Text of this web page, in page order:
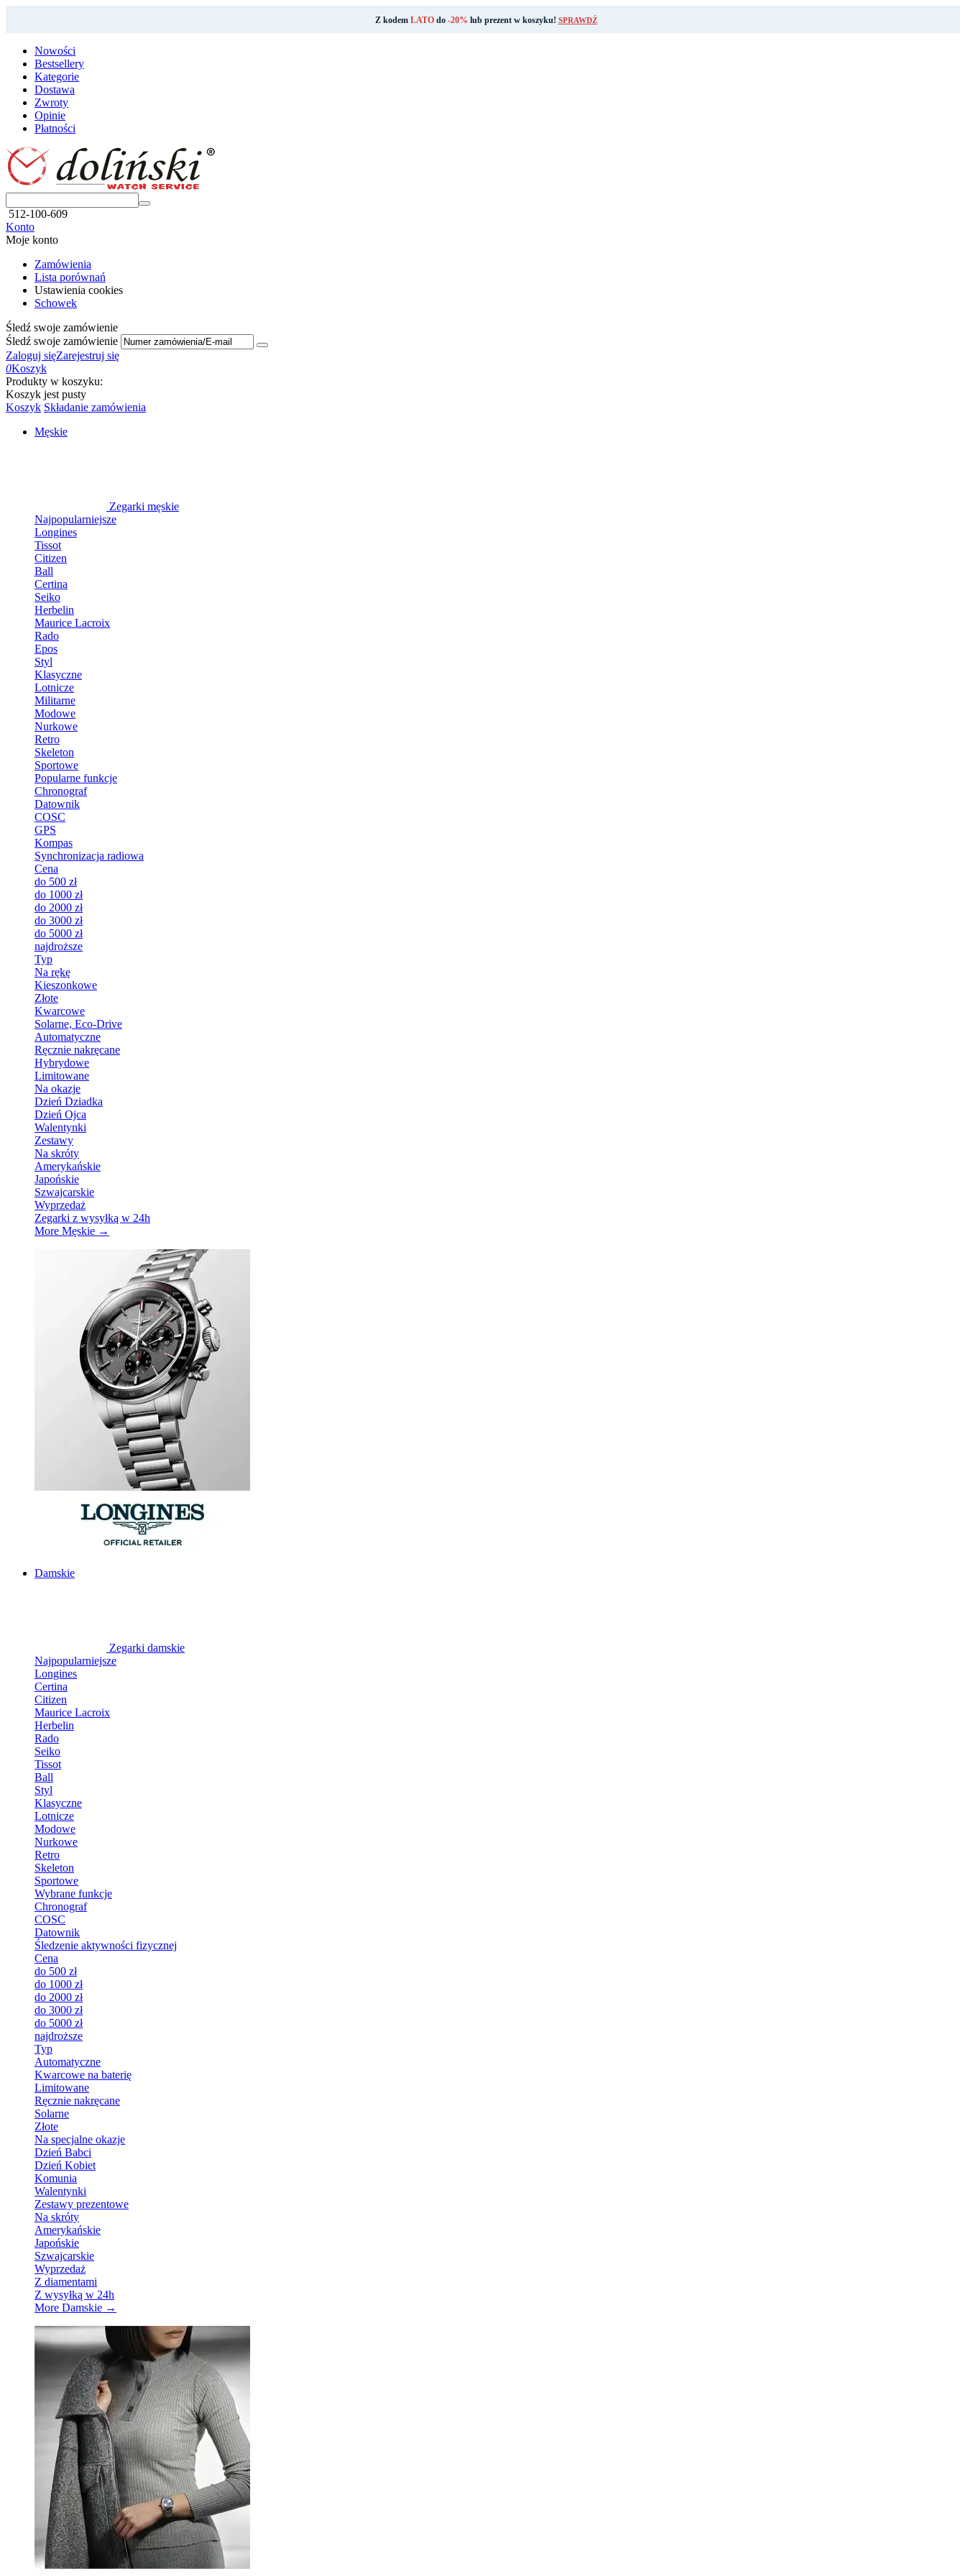
Z kodem LATOdo -20% lub prezent w koszyku! SPRAWDŹ
Nowości
Bestsellery
Kategorie
Dostawa
Zwroty
Opinie
Płatności
512-100-609
Konto
Moje konto
Zamówienia
Lista porównań
Ustawienia cookies
Schowek
Śledź swoje zamówienie
Śledź swoje zamówienie
Zaloguj sięZarejestruj się
0Koszyk
Produkty w koszyku:
Koszyk jest pusty
Koszyk Składanie zamówienia
Męskie
Zegarki męskie
Najpopularniejsze
Longines
Tissot
Citizen
Ball
Certina
Seiko
Herbelin
Maurice Lacroix
Rado
Epos
Styl
Klasyczne
Lotnicze
Militarne
Modowe
Nurkowe
Retro
Skeleton
Sportowe
Popularne funkcje
Chronograf
Datownik
COSC
GPS
Kompas
Synchronizacja radiowa
Cena
do 500 zł
do 1000 zł
do 2000 zł
do 3000 zł
do 5000 zł
najdroższe
Typ
Na rękę
Kieszonkowe
Złote
Kwarcowe
Solarne, Eco-Drive
Automatyczne
Ręcznie nakręcane
Hybrydowe
Limitowane
Na okazje
Dzień Dziadka
Dzień Ojca
Walentynki
Zestawy
Na skróty
Amerykańskie
Japońskie
Szwajcarskie
Wyprzedaż
Zegarki z wysyłką w 24h
More Męskie →
Damskie
Zegarki damskie
Najpopularniejsze
Longines
Certina
Citizen
Maurice Lacroix
Herbelin
Rado
Seiko
Tissot
Ball
Styl
Klasyczne
Lotnicze
Modowe
Nurkowe
Retro
Skeleton
Sportowe
Wybrane funkcje
Chronograf
COSC
Datownik
Śledzenie aktywności fizycznej
Cena
do 500 zł
do 1000 zł
do 2000 zł
do 3000 zł
do 5000 zł
najdroższe
Typ
Automatyczne
Kwarcowe na baterię
Limitowane
Ręcznie nakręcane
Solarne
Złote
Na specjalne okazje
Dzień Babci
Dzień Kobiet
Komunia
Walentynki
Zestawy prezentowe
Na skróty
Amerykańskie
Japońskie
Szwajcarskie
Wyprzedaż
Z diamentami
Z wysyłką w 24h
More Damskie →